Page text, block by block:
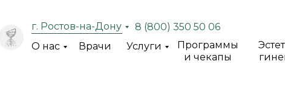
8 (800) 350 50 06
О нас
Врачи Услуги
Программы
и чекапы
г. Ростов-на-Дону